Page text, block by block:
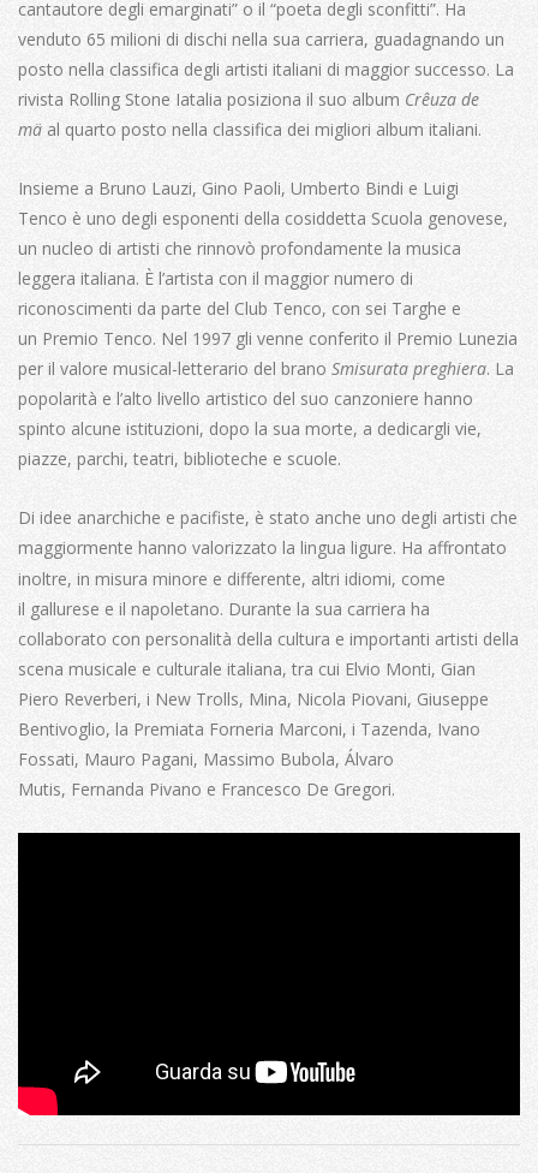
cantautore degli emarginati” o il “poeta degli sconfitti”. Ha
venduto 65 milioni di dischi nella sua carriera, guadagnando un
posto nella classifica degli artisti italiani di maggior successo. La
rivista Rolling Stone Iatalia posiziona il suo album Crêuza de
mä al quarto posto nella classifica dei migliori album italiani.
Insieme a Bruno Lauzi, Gino Paoli, Umberto Bindi e Luigi
Tenco è uno degli esponenti della cosiddetta Scuola genovese,
un nucleo di artisti che rinnovò profondamente la musica
leggera italiana. È l’artista con il maggior numero di
riconoscimenti da parte del Club Tenco, con sei Targhe e
un Premio Tenco. Nel 1997 gli venne conferito il Premio Lunezia
per il valore musical-letterario del brano Smisurata preghiera. La
popolarità e l’alto livello artistico del suo canzoniere hanno
spinto alcune istituzioni, dopo la sua morte, a dedicargli vie,
piazze, parchi, teatri, biblioteche e scuole.
Di idee anarchiche e pacifiste, è stato anche uno degli artisti che
maggiormente hanno valorizzato la lingua ligure. Ha affrontato
inoltre, in misura minore e differente, altri idiomi, come
il gallurese e il napoletano. Durante la sua carriera ha
collaborato con personalità della cultura e importanti artisti della
scena musicale e culturale italiana, tra cui Elvio Monti, Gian
Piero Reverberi, i New Trolls, Mina, Nicola Piovani, Giuseppe
Bentivoglio, la Premiata Forneria Marconi, i Tazenda, Ivano
Fossati, Mauro Pagani, Massimo Bubola, Álvaro
Mutis, Fernanda Pivano e Francesco De Gregori.